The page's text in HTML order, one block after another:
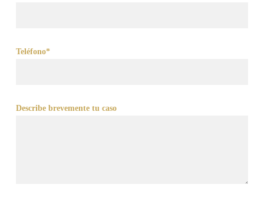
Teléfono*
Describe brevemente tu caso